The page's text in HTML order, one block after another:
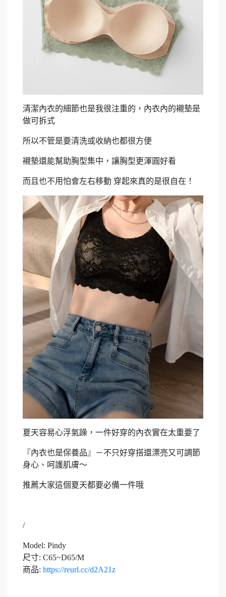
清潔內衣的細節也是我很注重的，內衣內的襯墊是
做可拆式
所以不管是要清洗或收納也都很方便
襯墊還能幫助胸型集中，讓胸型更渾圓好看
而且也不用怕會左右移動 穿起來真的是很自在！
夏天容易心浮氣躁，一件好穿的內衣實在太重要了
『內衣也是保養品』－不只好穿搭還漂亮又可調節
身心、呵護肌膚～
推薦大家這個夏天都要必備一件哦
/
Model: Pindy
尺寸: C65~D65/M
商品: https://reurl.cc/d2A21z